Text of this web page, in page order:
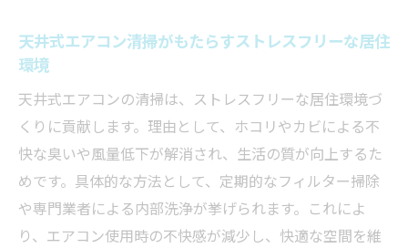
天井式エアコン清掃がもたらすストレスフリーな居住
環境
天井式エアコンの清掃は、ストレスフリーな居住環境づ
くりに貢献します。理由として、ホコリやカビによる不
快な臭いや風量低下が解消され、生活の質が向上するた
めです。具体的な方法として、定期的なフィルター掃除
や専門業者による内部洗浄が挙げられます。これによ
り、エアコン使用時の不快感が減少し、快適な空間を維